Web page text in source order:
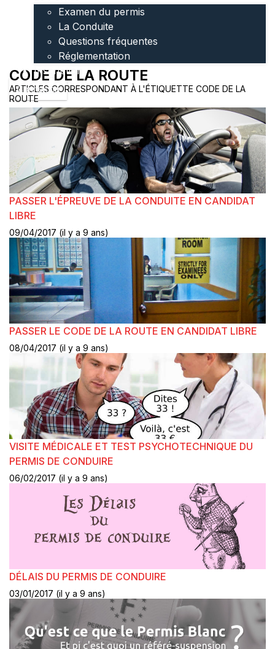
Examen du permis
La Conduite
Questions fréquentes
Réglementation
Inscription
Connexion
CODE DE LA ROUTE
ARTICLES CORRESPONDANT À L'ÉTIQUETTE CODE DE LA
ROUTE
PASSER L'ÉPREUVE DE LA CONDUITE EN CANDIDAT
LIBRE
09/04/2017 (il y a 9 ans)
PASSER LE CODE DE LA ROUTE EN CANDIDAT LIBRE
08/04/2017 (il y a 9 ans)
VISITE MÉDICALE ET TEST PSYCHOTECHNIQUE DU
PERMIS DE CONDUIRE
06/02/2017 (il y a 9 ans)
DÉLAIS DU PERMIS DE CONDUIRE
03/01/2017 (il y a 9 ans)